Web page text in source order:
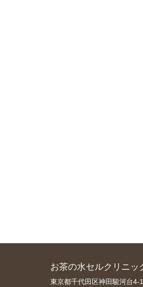
お茶の水セルクリニッ
東京都千代田区神田駿河台4-